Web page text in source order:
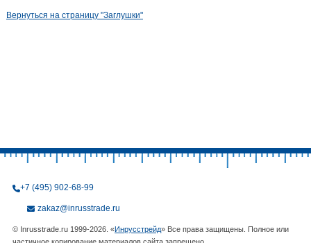
Вернуться на страницу "Заглушки"
+7 (495) 902-68-99
zakaz@inrusstrade.ru
© Inrusstrade.ru 1999-2026. «Инрусстрейд» Все права защищены. Полное или